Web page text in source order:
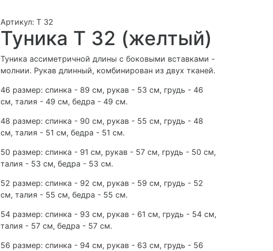
Артикул: Т 32
Туника Т 32 (желтый)
Туника ассиметричной длины с боковыми вставками -
молнии. Рукав длинный, комбинирован из двух тканей.
46 размер: спинка - 89 см, рукав - 53 см, грудь - 46
см, талия - 49 см, бедра - 49 см.
48 размер: спинка - 90 см, рукав - 55 см, грудь - 48
см, талия - 51 см, бедра - 51 см.
50 размер: спинка - 91 см, рукав - 57 см, грудь - 50 см,
талия - 53 см, бедра - 53 см.
52 размер: спинка - 92 см, рукав - 59 см, грудь - 52
см, талия - 55 см, бедра - 55 см.
54 размер: спинка - 93 см, рукав - 61 см, грудь - 54 см,
талия - 57 см, бедра - 57 см.
56 размер: спинка - 94 см, рукав - 63 см, грудь - 56